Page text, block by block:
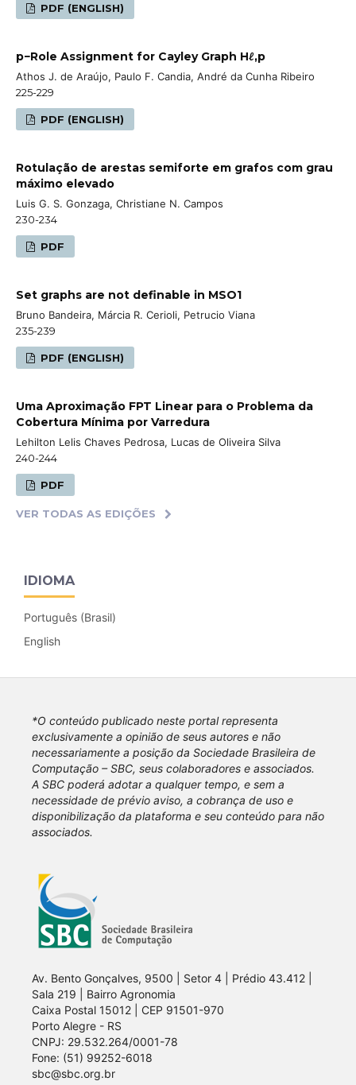
PDF (ENGLISH)
p−Role Assignment for Cayley Graph Hℓ,p
Athos J. de Araújo, Paulo F. Candia, André da Cunha Ribeiro
225-229
PDF (ENGLISH)
Rotulação de arestas semiforte em grafos com grau
máximo elevado
Luis G. S. Gonzaga, Christiane N. Campos
230-234
PDF
Set graphs are not definable in MSO1
Bruno Bandeira, Márcia R. Cerioli, Petrucio Viana
235-239
PDF (ENGLISH)
Uma Aproximação FPT Linear para o Problema da
Cobertura Mínima por Varredura
Lehilton Lelis Chaves Pedrosa, Lucas de Oliveira Silva
240-244
PDF
VER TODAS AS EDIÇÕES
IDIOMA
Português (Brasil)
English
*O conteúdo publicado neste portal representa
exclusivamente a opinião de seus autores e não
necessariamente a posição da Sociedade Brasileira de
Computação – SBC, seus colaboradores e associados.
A SBC poderá adotar a qualquer tempo, e sem a
necessidade de prévio aviso, a cobrança de uso e
disponibilização da plataforma e seu conteúdo para não
associados.
Av. Bento Gonçalves, 9500 | Setor 4 | Prédio 43.412 |
Sala 219 | Bairro Agronomia
Caixa Postal 15012 | CEP 91501-970
Porto Alegre - RS
CNPJ: 29.532.264/0001-78
Fone: (51) 99252-6018
sbc@sbc.org.br